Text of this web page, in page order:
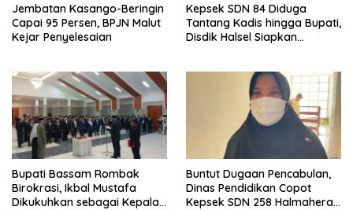
Jembatan Kasango-Beringin
Capai 95 Persen, BPJN Malut
Kejar Penyelesaian
Kepsek SDN 84 Diduga
Tantang Kadis hingga Bupati,
Disdik Halsel Siapkan
Bupati Bassam Rombak
Birokrasi, Ikbal Mustafa
Dikukuhkan sebagai Kepala
Buntut Dugaan Pencabulan,
Dinas Pendidikan Copot
Kepsek SDN 258 Halmahera